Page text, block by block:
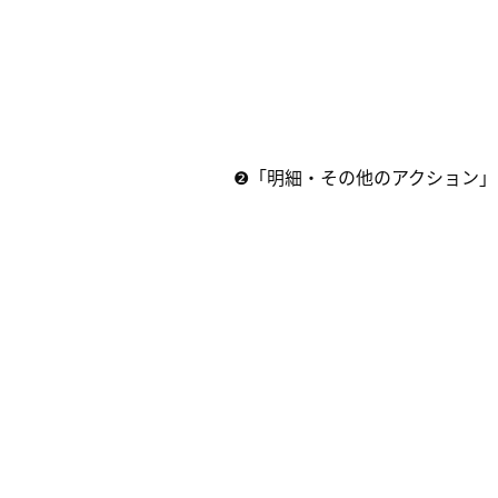
❷「明細・その他のアクション